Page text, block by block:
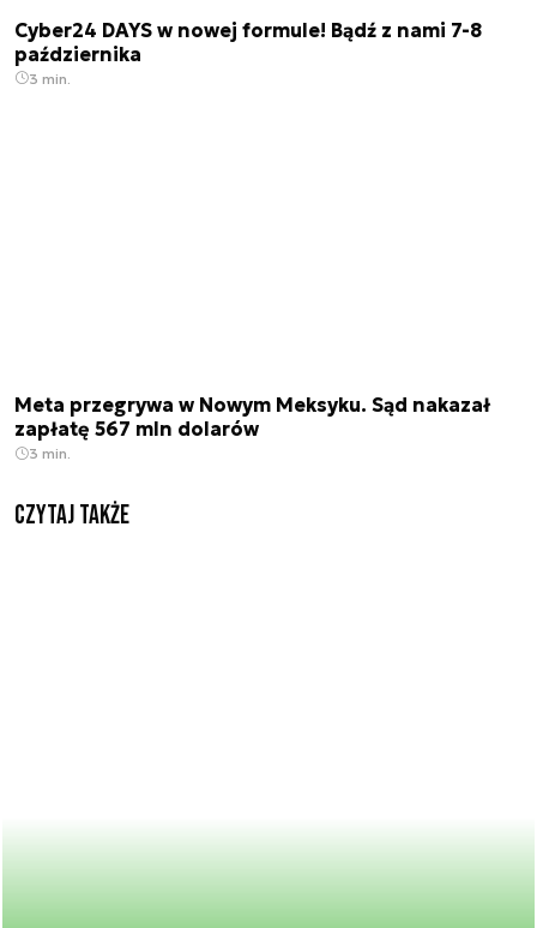
Cyber24 DAYS w nowej formule! Bądź z nami 7-8
października
3 min.
Meta przegrywa w Nowym Meksyku. Sąd nakazał
zapłatę 567 mln dolarów
3 min.
Czytaj także